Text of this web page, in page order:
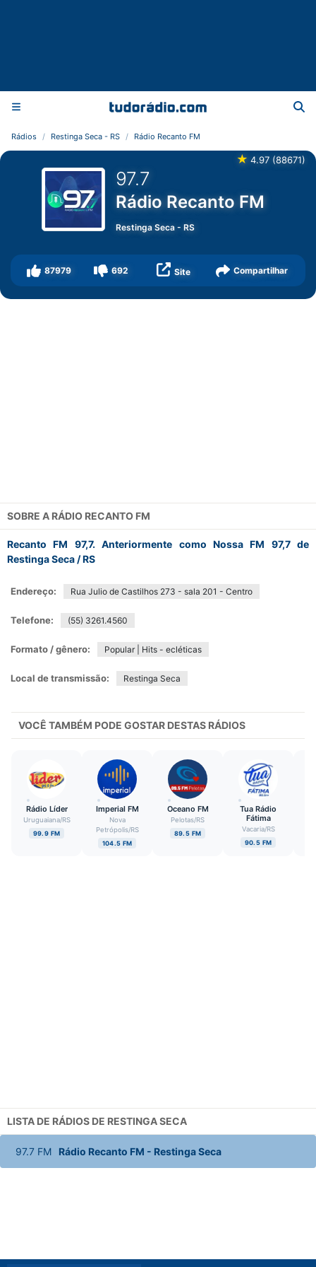
Rádios Restinga Seca - RS Rádio Recanto FM
★ 4.97 (88671)
97.7
Rádio Recanto FM
Restinga Seca -RS
87979 692 Site Compartilhar
SOBRE A RÁDIO RECANTO FM
Recanto FM 97,7. Anteriormente como Nossa FM 97,7 de
Restinga Seca / RS
Endereço: Rua Julio de Castilhos 273 - sala 201 - Centro
Telefone: (55) 3261.4560
Formato / gênero: Popular | Hits - ecléticas
Local de transmissão: Restinga Seca
VOCÊ TAMBÉM PODE GOSTAR DESTAS RÁDIOS
Rádio Líder
Uruguaiana/RS
99.9 FM
Imperial FM
Nova
Petrópolis/RS
104.5 FM
Oceano FM
Pelotas/RS
89.5 FM
Tua Rádio
Fátima
Vacaria/RS
90.5 FM
LISTA DE RÁDIOS DE RESTINGA SECA
97.7 FM Rádio Recanto FM - Restinga Seca